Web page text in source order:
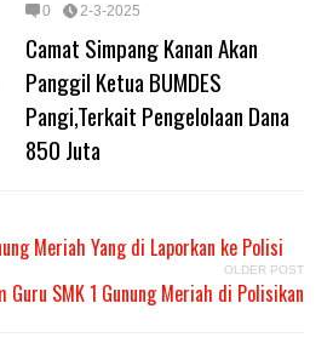
0 2-3-2025
Camat Simpang Kanan Akan
Panggil Ketua BUMDES
Pangi,Terkait Pengelolaan Dana
850 Juta
Meriah Yang di Laporkan ke Polisi
OLDER POST
Guru SMK 1 Gunung Meriah di Polisikan